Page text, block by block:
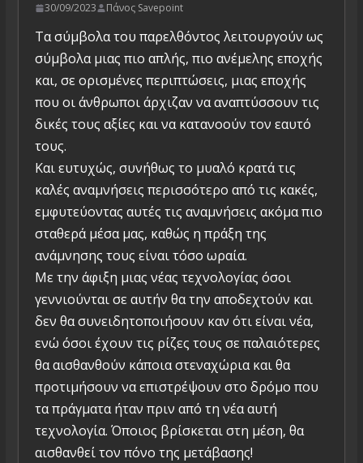
30/09/2023 Πάνος Savepoint
Τα σύμβολα του παρελθόντος λειτουργούν ως
σύμβολα μιας πιο απλής, πιο ανέμελης εποχής
και, σε ορισμένες περιπτώσεις, μιας εποχής
που οι άνθρωποι άρχιζαν να αναπτύσσουν τις
δικές τους αξίες και να κατανοούν τον εαυτό
τους.
Και ευτυχώς, συνήθως το μυαλό κρατά τις
καλές αναμνήσεις περισσότερο από τις κακές,
εμφυτεύοντας αυτές τις αναμνήσεις ακόμα πιο
σταθερά μέσα μας, καθώς η πράξη της
ανάμνησης τους είναι τόσο ωραία.
Με την άφιξη μιας νέας τεχνολογίας όσοι
γεννιούνται σε αυτήν θα την αποδεχτούν και
δεν θα συνειδητοποιήσουν καν ότι είναι νέα,
ενώ όσοι έχουν τις ρίζες τους σε παλαιότερες
θα αισθανθούν κάποια στεναχώρια και θα
προτιμήσουν να επιστρέψουν στο δρόμο που
τα πράγματα ήταν πριν από τη νέα αυτή
τεχνολογία. Όποιος βρίσκεται στη μέση, θα
αισθανθεί τον πόνο της μετάβασης!